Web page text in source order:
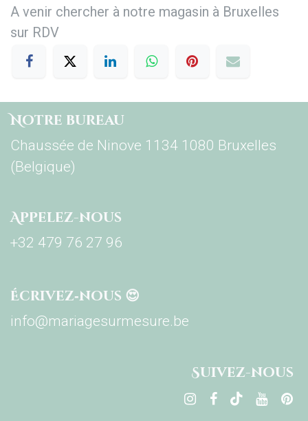
A venir chercher à notre magasin à Bruxelles
sur RDV
Notre bureau
Chaussée de Ninove 1134 1080 Bruxelles
(Belgique)
Appelez-nous
+32 479 76 27 96
Écrivez‑nous 😍
info@mariagesurmesure.be
Su​ivez-nous